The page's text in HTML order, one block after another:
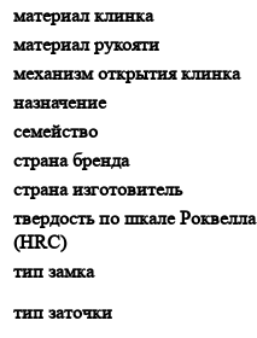
материал клинка
материал рукояти
механизм открытия клинка
назначение
семейство
страна бренда
страна изготовитель
твердость по шкале Роквелла
(HRC)
тип замка
тип заточки